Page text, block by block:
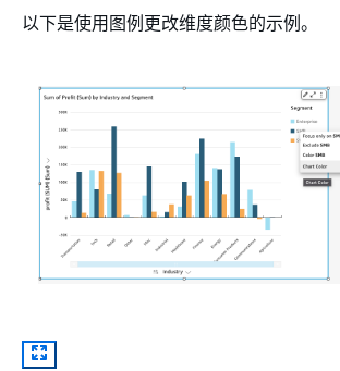
以下是使用图例更改维度颜色的示例。